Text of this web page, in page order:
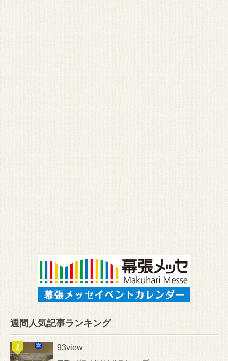
週間人気記事ランキング
93view